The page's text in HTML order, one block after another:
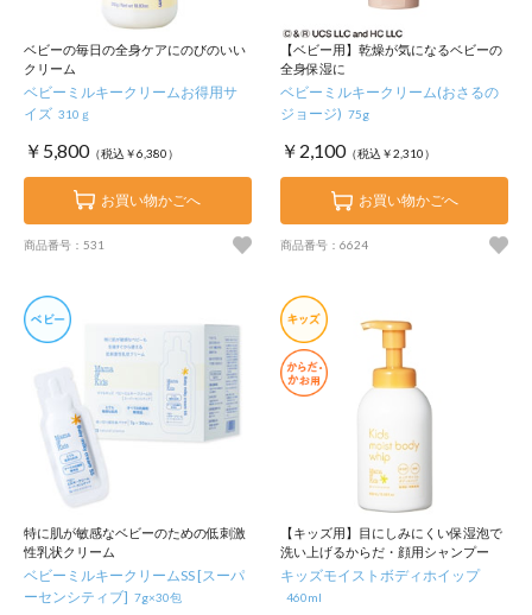
ベビーの毎日の全身ケアにのびのいい
クリーム
ベビーミルキークリームお得用サ
イズ 310ｇ
￥5,800（税込￥6,380）
お買い物かごへ
商品番号：531
【ベビー用】乾燥が気になるベビーの
全身保湿に
ベビーミルキークリーム(おさるの
ジョージ) 75g
￥2,100（税込￥2,310）
お買い物かごへ
商品番号：6624
特に肌が敏感なベビーのための低刺激
性乳状クリーム
ベビーミルキークリームSS [スーパ
ーセンシティブ] 7g×30包
【キッズ用】目にしみにくい保湿泡で
洗い上げるからだ・顔用シャンプー
キッズモイストボディホイップ
460ml